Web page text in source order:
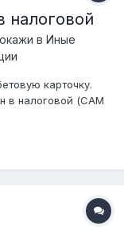
налоговой
в Иные
карточку.
в налоговой (САМ
Карточку
сказали тоже